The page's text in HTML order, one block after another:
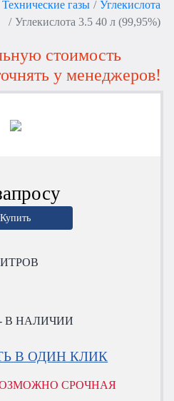
Технические газы
Углекислота
Углекислота 3.5 40 л (99,95%)
стоимость
у менеджеров!
Купить
В НАЛИЧИИ
В ОДИН КЛИК
СРОЧНАЯ